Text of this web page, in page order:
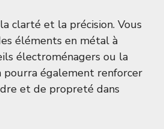
clarté et la précision. Vous
éléments en métal à
électroménagers ou la
pourra également renforcer
et de propreté dans